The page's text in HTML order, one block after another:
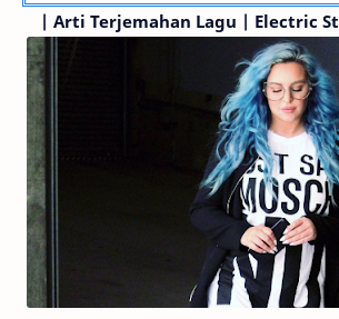
| Arti Terjemahan Lagu | Electric